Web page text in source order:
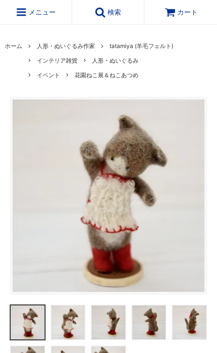
メニュー 検索 カート
ホーム 人形・ぬいぐるみ作家
tatamiya (羊毛フェルト)
インテリア雑貨
人形・ぬいぐるみ
イベント
花園ねこ展＆ねこあつめ